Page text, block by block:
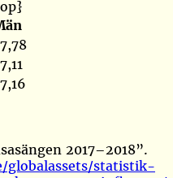
2017–2018”.
globalassets/statistik-